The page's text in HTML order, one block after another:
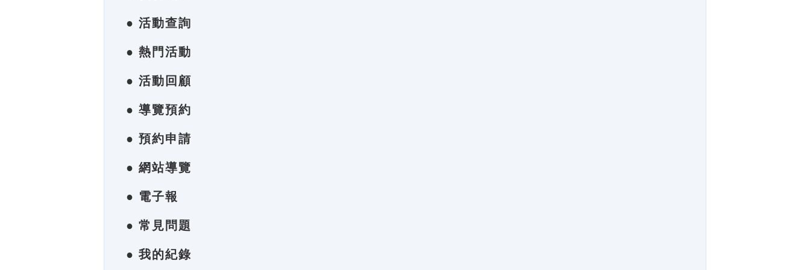
● 活動查詢
● 熱門活動
● 活動回顧
● 導覽預約
● 預約申請
● 網站導覽
● 電子報
● 常見問題
● 我的紀錄